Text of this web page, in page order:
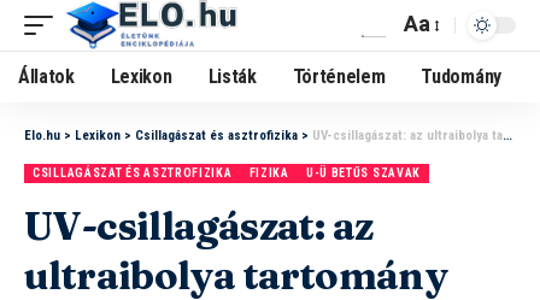
Aa
Állatok Lexikon Listák Történelem Tudomány
Elo.hu > Lexikon > Csillagászat és asztrofizika > UV-csillagászat: az ultraibolya tartomány kutatása
CSILLAGÁSZAT ÉS ASZTROFIZIKA FIZIKA U-Ü BETŰS SZAVAK
UV-csillagászat: az
ultraibolya tartomány